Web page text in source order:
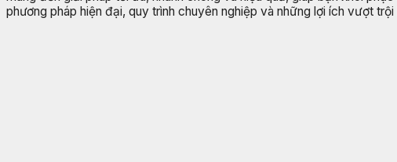
phương pháp hiện đại, quy trình chuyên nghiệp và những lợi ích vượt